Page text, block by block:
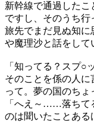
新幹線で通過した
ですし、そのうち行
旅先でまだ見ぬ知に
や魔理沙と話をして
「知ってる？スプ○
そのことを係の人
って。夢の国のちょ
「へえ～……落ちて
のは聞いたことある